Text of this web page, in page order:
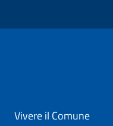
Vivere il Comune